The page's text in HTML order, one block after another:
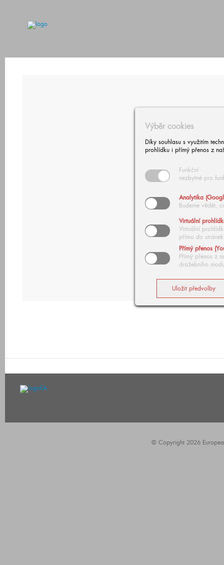
Výběr cookies
Díky souhlasu s využitím
prohlídku i přímý přenos z
Funkční
nezbytné pro
Analytika
Budeme vědět,
Virtuální
Virtuální
přímo do stránek
Přímý přenos
Přímý přenos z
dražebního
© Copyright 2026